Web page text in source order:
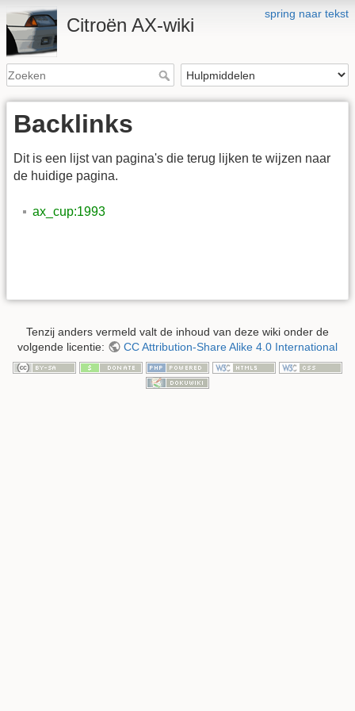
spring naar tekst
Citroën AX-wiki
Backlinks
Dit is een lijst van pagina's die terug lijken te wijzen naar
de huidige pagina.
ax_cup:1993
Tenzij anders vermeld valt de inhoud van deze wiki onder de
volgende licentie:
CC Attribution-Share Alike 4.0 International